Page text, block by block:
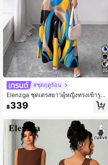
25
#ชุดฤดูร้อน
Elenzga ชุดเดรสยาวผู้หญิงทรงเข้ารูป
สลิมฟิตชายบาน ดีไซน์อัดพลีท แขนระ
บาย ลายใบไม้สีแดงเบอร์กันดี สไตล์หรู
฿339